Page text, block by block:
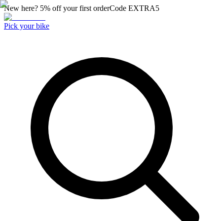
New here? 5% off your first orderCode EXTRA5
Pick your bike